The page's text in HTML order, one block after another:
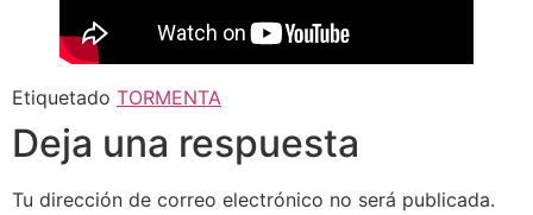
Etiquetado TORMENTA
Deja una respuesta
Tu dirección de correo electrónico no será publicada.